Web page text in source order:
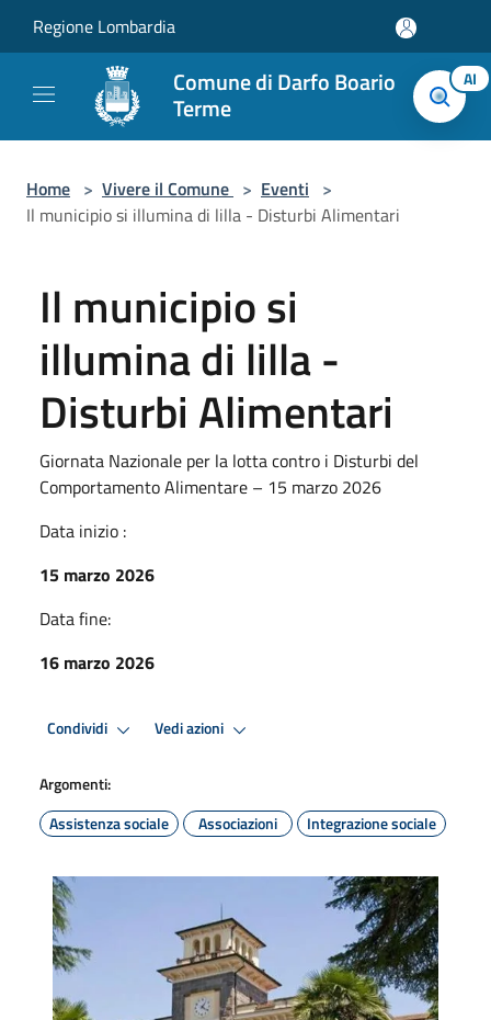
Regione Lombardia
Comune di Darfo Boario
Terme
AI
Home > Vivere il Comune > Eventi >
Il municipio si illumina di lilla - Disturbi Alimentari
Il municipio si
illumina di lilla -
Disturbi Alimentari
Giornata Nazionale per la lotta contro i Disturbi del
Comportamento Alimentare – 15 marzo 2026
Data inizio :
15 marzo 2026
Data fine:
16 marzo 2026
Condividi Vedi azioni
Argomenti:
Assistenza sociale
Associazioni Integrazione sociale